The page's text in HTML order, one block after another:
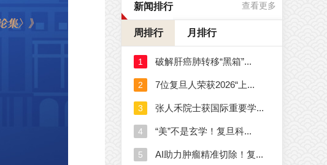
新闻排行 查看更多
周排行 月排行